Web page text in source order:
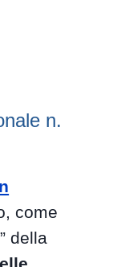
n.
come
” della